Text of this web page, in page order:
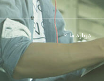
درباره ما